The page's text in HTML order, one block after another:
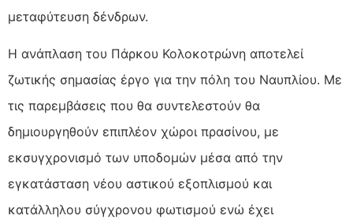
μεταφύτευση δένδρων.
Η ανάπλαση του Πάρκου Κολοκοτρώνη αποτελεί
ζωτικής σημασίας έργο για την πόλη του Ναυπλίου. Με
τις παρεμβάσεις που θα συντελεστούν θα
δημιουργηθούν επιπλέον χώροι πρασίνου, με
εκσυγχρονισμό των υποδομών μέσα από την
εγκατάσταση νέου αστικού εξοπλισμού και
κατάλληλου σύγχρονου φωτισμού ενώ έχει